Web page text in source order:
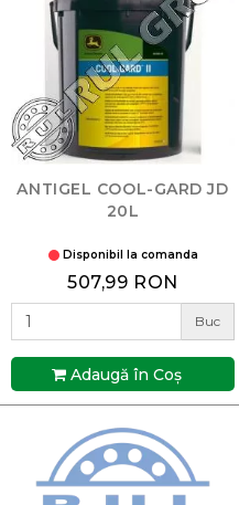
ANTIGEL COOL-GARD JD
20L
Disponibil la comanda
507,99 RON
Buc
Adaugă în Coş